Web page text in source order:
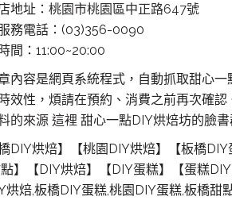
地址： 桃園市桃園區中正路647號
務電話：(03)356-0090
間：11:00~20:00
內容是網頁系統程式，自動抓取甜心
效性，煩請在預約、消費之前再次確認
的來源 這裡 甜心一點DIY烘焙坊的臉書
橋DIY烘焙】【桃園DIY烘焙】【板橋
】【DIY烘焙】【DIY蛋糕】【蛋糕
烘焙,板橋DIY蛋糕,桃園DIY蛋糕,板橋甜